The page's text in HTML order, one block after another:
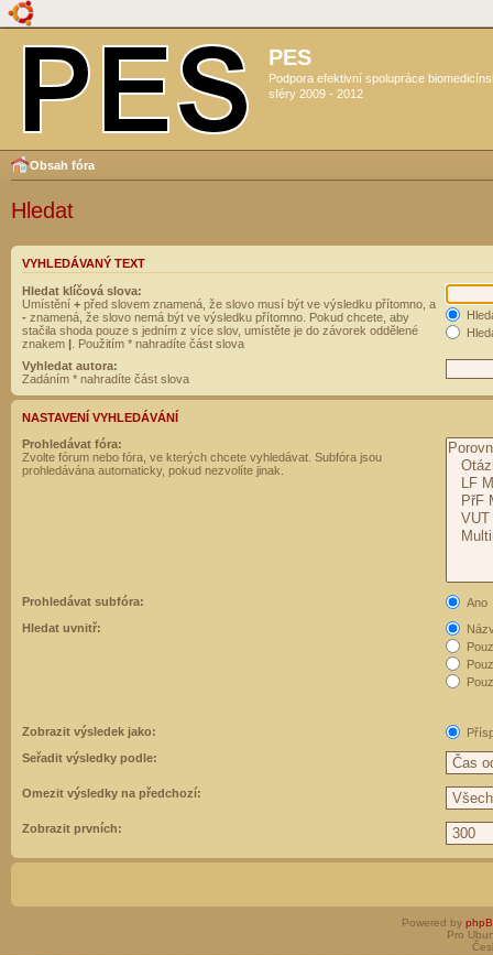
PES
Podpora efektivní spolupráce
sféry 2009 - 2012
Obsah fóra
Hledat
VYHLEDÁVANÝ TEXT
Hledat klíčová slova:
Umístění + před slovem znamená, že slovo musí být ve výsledku přítomno, a
- znamená, že slovo nemá být ve výsledku přítomno. Pokud chcete, aby
stačila shoda pouze s jedním z více slov, umístěte je do závorek oddělené
znakem | . Použitím * nahradíte část slova
Vyhledat autora:
Zadáním * nahradíte část slova
NASTAVENÍ VYHLEDÁVÁNÍ
Prohledávat fóra:
Zvolte fórum nebo fóra, ve kterých chcete vyhledávat. Subfóra jsou
prohledávána automaticky, pokud nezvolíte jinak.
Prohledávat subfóra:
Ano
Hledat uvnitř:
Zobrazit výsledek jako:
Seřadit výsledky podle:
Omezit výsledky na předchozí:
Zobrazit prvních:
Powered by
Pro